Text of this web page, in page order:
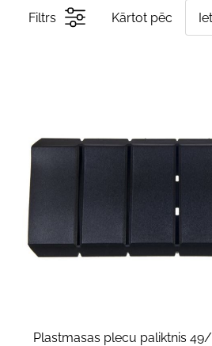
Filtrs Kārtot pēc
Plastmasas plecu paliktnis